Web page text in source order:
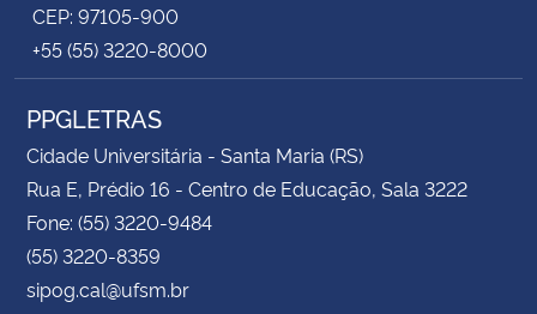
CEP: 97105-900
+55 (55) 3220-8000
PPGLETRAS
Cidade Universitária - Santa Maria (RS)
Rua E, Prédio 16 - Centro de Educação, Sala 3222
Fone: (55) 3220-9484
(55) 3220-8359
sipog.cal@ufsm.br